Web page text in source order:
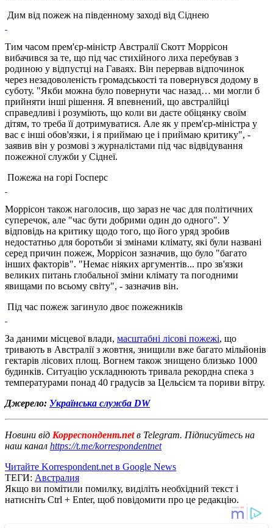
Дим від пожеж на південному заході від Сіднею
Тим часом прем'єр-міністр Австралії Скотт Моррісон
вибачився за те, що під час стихійного лиха перебував з
родиною у відпустці на Гаваях. Він перервав відпочинок
через незадоволеність громадськості та повернувся додому в
суботу. "Якби можна було повернути час назад… ми могли б
прийняти інші рішення. Я впевнений, що австралійці
справедливі і розуміють, що коли ви даєте обіцянку своїм
дітям, то треба її дотримуватися. Але як у прем'єр-міністра у
вас є інші обов'язки, і я приймаю це і приймаю критику", -
заявив він у розмові з журналістами під час відвідування
пожежної служби у Сіднеї.
Пожежа на горі Госперс
Моррісон також наголосив, що зараз не час для політичних
суперечок, але "час бути добрими один до одного". У
відповідь на критику щодо того, що його уряд зробив
недостатньо для боротьби зі змінами клімату, які були названі
серед причин пожеж, Моррісон зазначив, що було "багато
інших факторів". "Немає ніяких аргументів... про зв'язки
великих питань глобальної зміни клімату та погодними
явищами по всьому світу", - зазначив він.
Під час пожеж загинуло двоє пожежників
За даними місцевої влади, масштабні лісові пожежі, що
тривають в Австралії з жовтня, знищили вже багато мільйонів
гектарів лісових площ. Вогнем також знищено близько 1000
будинків. Ситуацію ускладнюють тривала рекордна спека з
температурами понад 40 градусів за Цельсієм та пориви вітру.
Джерело: Українська служба DW
Новини від Корреспондент.netв Telegram. Підписуйтесь на
наш канал https://t.me/korrespondentnet
Читайте Korrespondent.net в Google News
ТЕГИ: Австралия
Якщо ви помітили помилку, виділіть необхідний текст і
натисніть Ctrl + Enter, щоб повідомити про це редакцію.